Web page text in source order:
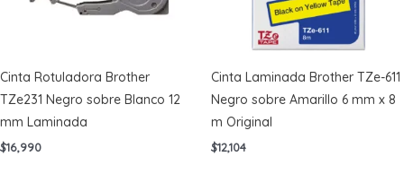
Cinta Rotuladora Brother
TZe231 Negro sobre Blanco 12
mm Laminada
$16,990
Cinta Laminada Brother TZe-611
Negro sobre Amarillo 6 mm x 8
m Original
$12,104